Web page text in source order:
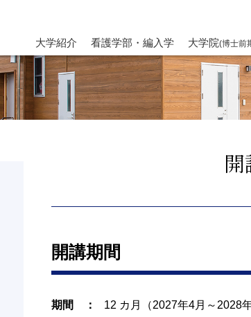
大学紹介 看護学部・編入学 大学院(博士前
開講期間
期間 ：
12 カ月（2027年4月～2028年